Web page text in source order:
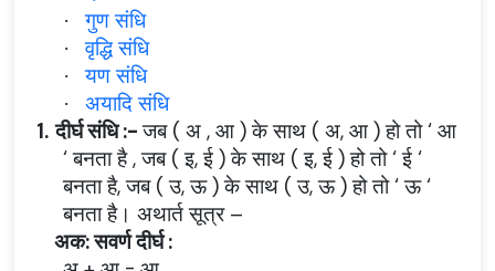
· गुण संधि
· वृद्धि संधि
· यण संधि
·
अयादि संधि
1. दीर्घ संधि :-जब ( अ , आ ) के साथ ( अ, आ ) हो तो ‘ आ
‘ बनता है , जब ( इ, ई ) के साथ ( इ, ई ) हो तो ‘ ई ‘
बनता है, जब ( उ, ऊ ) के साथ ( उ, ऊ ) हो तो ‘ ऊ ‘
बनता है। अथार्त सूत्र –
अक: सवर्ण दीर्घ :